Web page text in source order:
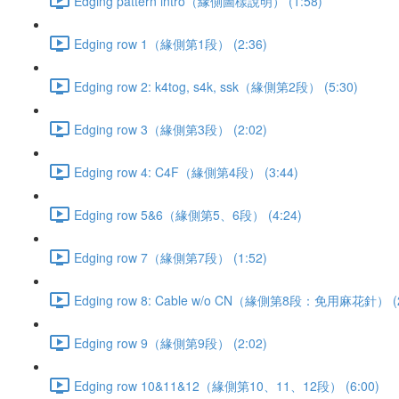
Edging row 1（緣側第1段） (2:36)
Edging row 2: k4tog, s4k, ssk（緣側第2段） (5:30)
Edging row 3（緣側第3段） (2:02)
Edging row 4: C4F（緣側第4段） (3:44)
Edging row 5&6（緣側第5、6段） (4:24)
Edging row 7（緣側第7段） (1:52)
Edging row 8: Cable w/o CN（緣側第8段：免用麻花針）
Edging row 9（緣側第9段） (2:02)
Edging row 10&11&12（緣側第10、11、12段） (6:00)